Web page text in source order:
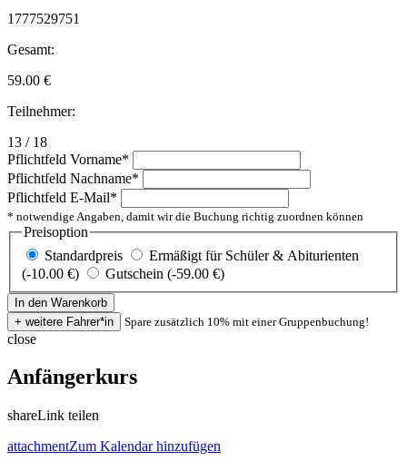
1777529751
Gesamt:
59.00 €
Teilnehmer:
13 / 18
Pflichtfeld Vorname*
Pflichtfeld Nachname*
Pflichtfeld E-Mail*
* notwendige Angaben, damit wir die Buchung richtig zuordnen können
Preisoption
Standardpreis
Ermäßigt für Schüler & Abiturienten
(-10.00 €)
Gutschein (-59.00 €)
Spare zusätzlich 10% mit einer Gruppenbuchung!
close
Anfängerkurs
shareLink teilen
attachmentZum Kalendar hinzufügen